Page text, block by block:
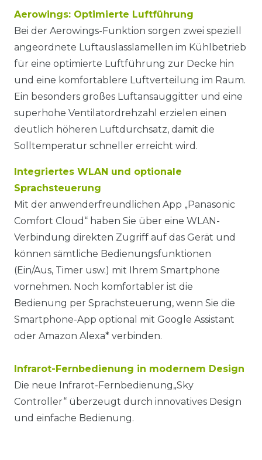
Aerowings: Optimierte Luftführung
Bei der Aerowings-Funktion sorgen zwei speziell
angeordnete Luftauslasslamellen im Kühlbetrieb
für eine optimierte Luftführung zur Decke hin
und eine komfortablere Luftverteilung im Raum.
Ein besonders großes Luftansauggitter und eine
superhohe Ventilatordrehzahl erzielen einen
deutlich höheren Luftdurchsatz, damit die
Solltemperatur schneller erreicht wird.
Integriertes WLAN und optionale
Sprachsteuerung
Mit der anwenderfreundlichen App „Panasonic
Comfort Cloud“ haben Sie über eine WLAN-
Verbindung direkten Zugriff auf das Gerät und
können sämtliche Bedienungsfunktionen
(Ein/Aus, Timer usw.) mit Ihrem Smartphone
vornehmen. Noch komfortabler ist die
Bedienung per Sprachsteuerung, wenn Sie die
Smartphone-App optional mit Google Assistant
oder Amazon Alexa* verbinden.
Infrarot-Fernbedienung in modernem Design
Die neue Infrarot-Fernbedienung„Sky
Controller“ überzeugt durch innovatives Design
und einfache Bedienung.